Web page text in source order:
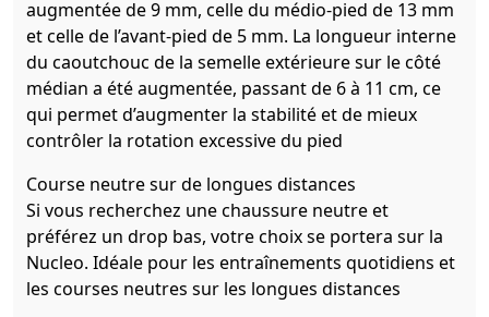
augmentée de 9 mm, celle du médio-pied de 13 mm
et celle de l’avant-pied de 5 mm. La longueur interne
du caoutchouc de la semelle extérieure sur le côté
médian a été augmentée, passant de 6 à 11 cm, ce
qui permet d’augmenter la stabilité et de mieux
contrôler la rotation excessive du pied
Course neutre sur de longues distances
Si vous recherchez une chaussure neutre et
préférez un drop bas, votre choix se portera sur la
Nucleo. Idéale pour les entraînements quotidiens et
les courses neutres sur les longues distances